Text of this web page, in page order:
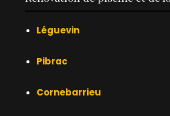
Léguevin
Pibrac
Cornebarrieu